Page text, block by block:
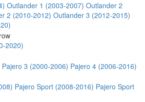
Outlander 1 (2003-2007) Outlander 2
2 (2010-2012) Outlander 3 (2012-2015)
2020)
Pajero 3 (2000-2006) Pajero 4 (2006-2016)
Pajero Sport (2008-2016) Pajero Sport